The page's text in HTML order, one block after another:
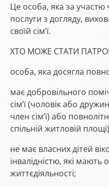
Це особа, яка за участю
послуги з догляду,
своїй сім’ї.
ХТО МОЖЕ СТАТИ
особа, яка досягла
має добровільного
сім’ї (чоловік або
член сім’ї) або
спільній житловій
не має власних дітей
інвалідністю, які
життєдіяльності;